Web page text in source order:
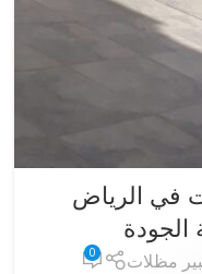
في الرياض
مظلات 0